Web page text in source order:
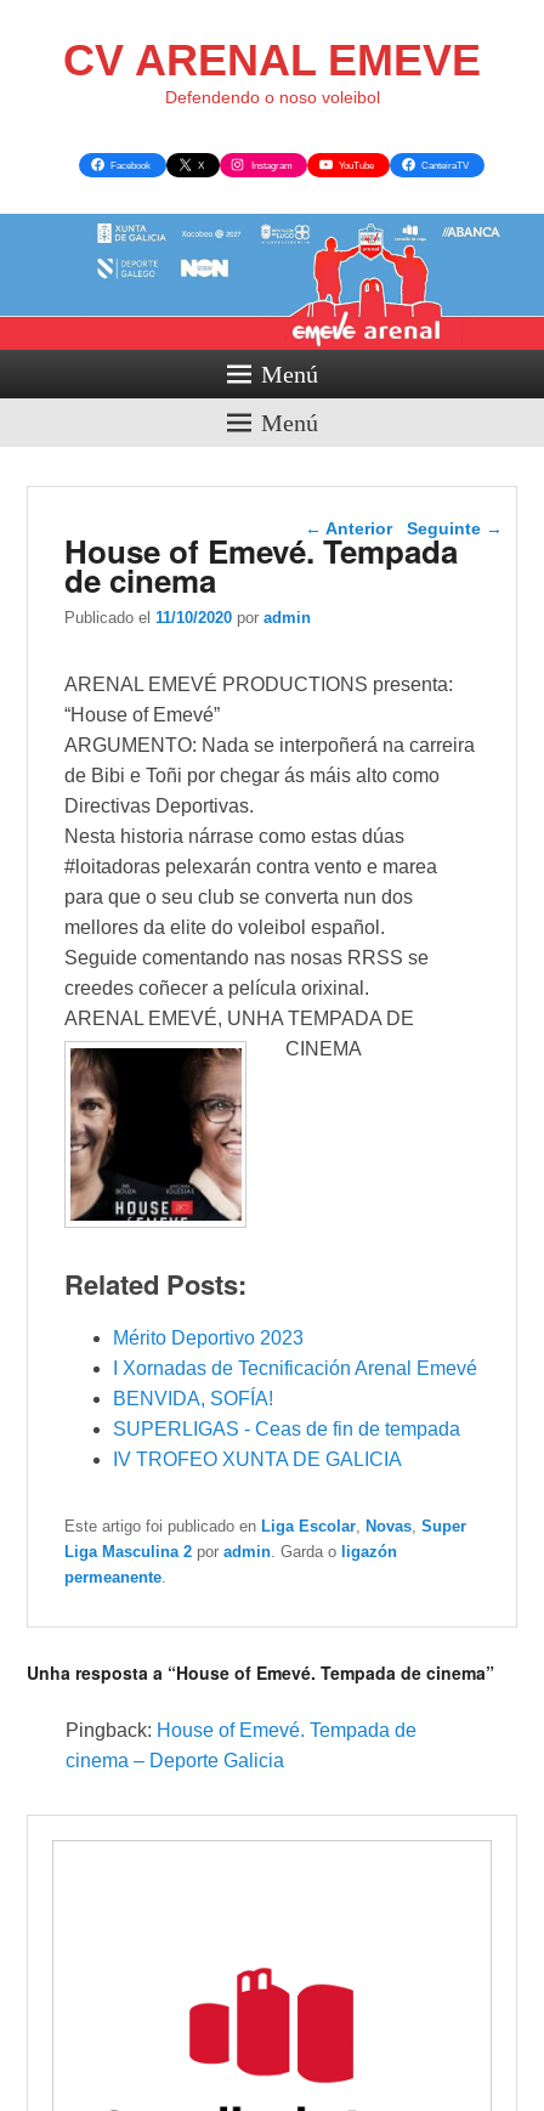
CV ARENAL EMEVE
Defendendo o noso voleibol
Facebook X Instagram YouTube CanteiraTV
Menú
Menú
Navegador de artigos
← Anterior Seguinte →
House of Emevé. Tempada
de cinema
Publicado el11/10/2020 poradmin
ARENAL EMEVÉ PRODUCTIONS presenta:
“House of Emevé”
ARGUMENTO: Nada se interpoñerá na carreira
de Bibi e Toñi por chegar ás máis alto como
Directivas Deportivas.
Nesta historia nárrase como estas dúas
#loitadoras pelexarán contra vento e marea
para que o seu club se converta nun dos
mellores da elite do voleibol español.
Seguide comentando nas nosas RRSS se
creedes coñecer a película orixinal.
ARENAL EMEVÉ, UNHA TEMPADA DE
CINEMA
Related Posts:
Mérito Deportivo 2023
I Xornadas de Tecnificación Arenal Emevé
BENVIDA, SOFÍA!
SUPERLIGAS - Ceas de fin de tempada
IV TROFEO XUNTA DE GALICIA
Este artigo foi publicado enLiga Escolar ,Novas ,Super
Liga Masculina 2 poradmin . Garda o ligazón
permeanente
Unha resposta a “House of Emevé. Tempada de cinema”
Pingback: House of Emevé. Tempada de
cinema – Deporte Galicia